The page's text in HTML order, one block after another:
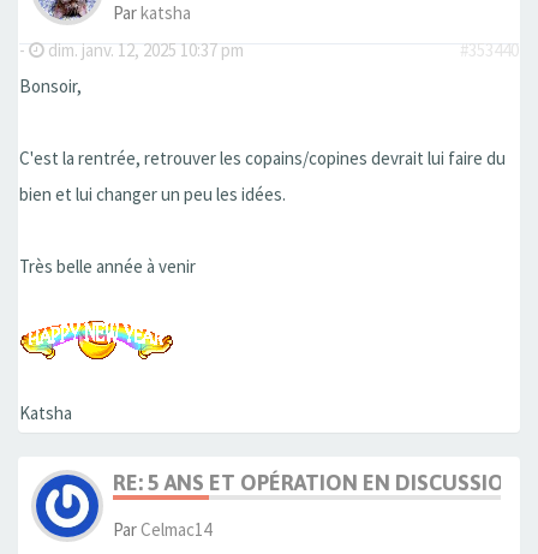
Parkatsha
-
dim. janv. 12, 2025 10:37 pm
#353440
Bonsoir,
C'est la rentrée, retrouver les copains/copines devrait lui faire du
bien et lui changer un peu les idées.
Très belle année à venir
Katsha
RE: 5 ANS ET OPÉRATION EN DISCUSSION
ParCelmac14